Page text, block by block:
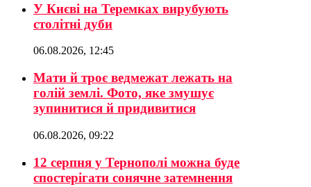
У Києві на Теремках вирубують
столітні дуби
06.08.2026, 12:45
Мати й троє ведмежат лежать на
голій землі. Фото, яке змушує
зупинитися й придивитися
06.08.2026, 09:22
12 серпня у Тернополі можна буде
спостерігати сонячне затемнення